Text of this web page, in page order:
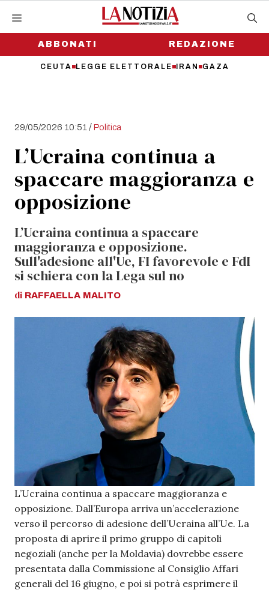
contenutoABBONATI
CEUTA LEGGE ELETTORALE IRAN GAZA
REDAZIONE
29/05/2026 10:51 /Politica
L’Ucraina continua a
spaccare maggioranza e
opposizione
L’Ucraina continua a spaccare
maggioranza e opposizione.
Sull'adesione all'Ue, FI favorevole e FdI
si schiera con la Lega sul no
di RAFFAELLA MALITO
L’Ucraina continua a spaccare maggioranza e
opposizione. Dall’Europa arriva un’accelerazione
verso il percorso di adesione dell’Ucraina all’Ue. La
proposta di aprire il primo gruppo di capitoli
negoziali (anche per la Moldavia) dovrebbe essere
presentata dalla Commissione al Consiglio Affari
generali del 16 giugno, e poi si potrà esprimere il